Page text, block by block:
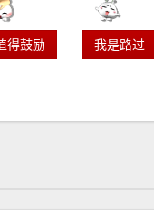
得鼓励 我是路过